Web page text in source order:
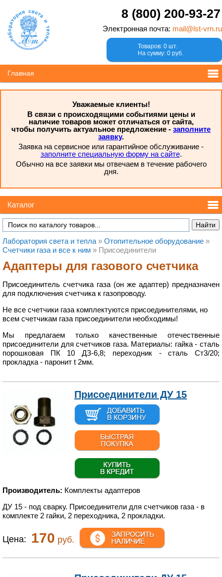
8 (800) 200-93-27
Электронная почта: mail@lst-vrn.ru
Товаров: 0 шт.
На сумму: 0 руб.
Главная
Уважаемые клиенты!
В связи с происходящими событиями цены и
наличие товаров может отличаться от сайта,
чтобы получить актуальное предложение - заполните
заявку.
Заявка на сервисное или гарантийное обслуживание -
заполните специальную форму на сайте.
Обычно на все заявки мы отвечаем в течение рабочего
дня.
Каталог
Лаборатория света и тепла » Отопительное оборудование »
Счетчики газа и все к ним » Присоединители
Адаптеры для газового счетчика
Присоединитель счетчика газа (он же адаптер) предназначен
для подключения счетчика к газопроводу.
Не все счетчики газа комплектуются присоединителями, но
всем счетчикам газа присоединители необходимы!
Мы предлагаем только качественные отечественные
присоединители для счетчиков газа. Материалы: гайка - сталь
порошковая ПК 10 ДЗ-6,8; переходник - сталь Ст3/20;
прокладка - паронит t 2мм.
Присоединители ДУ 15
Производитель: Комплекты адаптеров
ДУ 15 - под сварку. Присоединители для счетчиков газа - в
комплекте 2 гайки, 2 переходника, 2 прокладки.
Цена: 170 руб.